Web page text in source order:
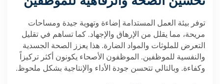
توفر بيئة العمل المستدامة إضاءة وتهوية جيدة ومساحات
مريحة، مما يقلل من الإرهاق والإجهاد. كما تساهم في تقليل
التعرض للملوثات والمواد الضارة. هذا يعزز الصحة الجسدية
والنفسية للموظفين. الموظفون الأصحاء يكونون أكثر تركيزاً
وكفاءة. وبالتالي تتحسن جودة الأداء والإنتاجية بشكل ملحوظ.